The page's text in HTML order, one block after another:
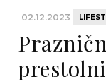
02.12.2023